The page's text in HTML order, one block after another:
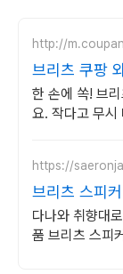
http://
브리츠 쿠팡
한 손에 쏙! 브
요. 작다고 무시
https://
브리츠 스피
택~ 역시 빠
다나와 취향대
품 브리츠 스피